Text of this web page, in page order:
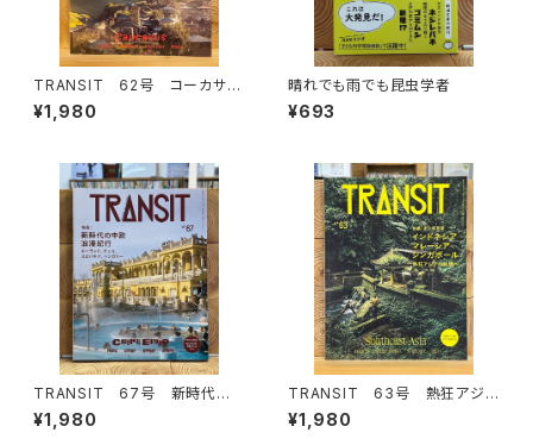
TRANSIT 62号 コーカサス
が呼んでいる！
¥1,980
晴れでも雨でも昆虫学者
¥693
TRANSIT 67号 新時代の
中欧浪漫紀行 ポーランド、チェ
コ、スロバキア、ハンガリー
¥1,980
TRANSIT 63号 熱狂アジア
の秘境へ
¥1,980